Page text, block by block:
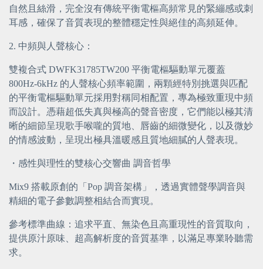
自然且絲滑，完全沒有傳統平衡電樞高頻常見的緊繃感或刺
耳感，確保了音質表現的整體穩定性與絕佳的高頻延伸。
2. 中頻與人聲核心：
雙複合式 DWFK31785TW200 平衡電樞驅動單元覆蓋
800Hz-6kHz 的人聲核心頻率範圍，兩顆經特別挑選與匹配
的平衡電樞驅動單元採用對稱同相配置，專為極致重現中頻
而設計。憑藉超低失真與極高的聲音密度，它們能以極其清
晰的細節呈現歌手喉嚨的質地、唇齒的細微變化，以及微妙
的情感波動，呈現出極具溫暖感且質地細膩的人聲表現。
・ 感性與理性的雙核心交響曲 調音哲學
Mix9 搭載原創的「Pop 調音架構」，透過實體聲學調音與
精細的電子參數調整相結合而實現。
參考標準曲線：追求平直、無染色且高重現性的音質取向，
提供原汁原味、超高解析度的音質基準，以滿足專業聆聽需
求。